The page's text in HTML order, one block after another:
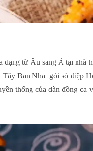
từ Âu sang Á tại nhà
Ban Nha, gỏi sò điệp
thống của dàn đồng ca